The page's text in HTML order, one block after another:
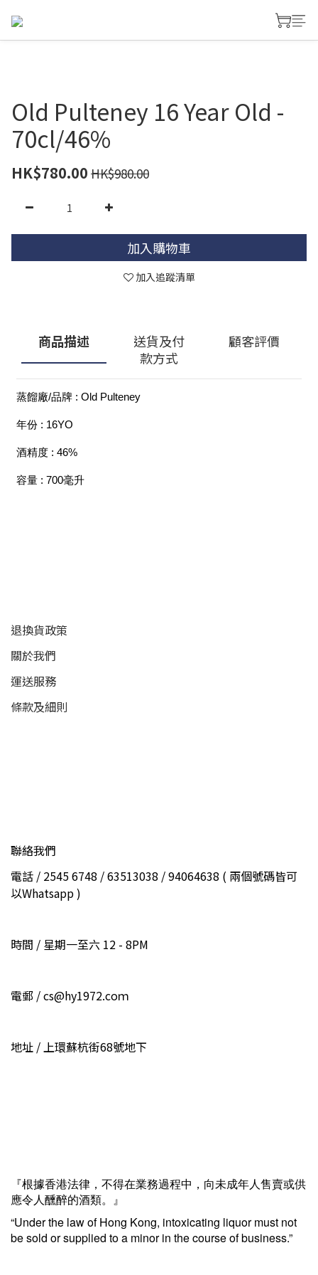
Old Pulteney 16 Year Old -
70cl/46%
HK$780.00 HK$980.00
加入購物車
加入追蹤清單
商品描述
送貨及付
款方式
顧客評價
蒸餾廠/品牌 : Old Pulteney
年份 : 16YO
酒精度 : 46%
容量 : 700毫升
退換貨政策
關於我們
運送服務
條款及細則
聯絡我們
電話 / 2545 6748 / 63513038 / 94064638 ( 兩個號碼皆可
以Whatsapp )
時間 / 星期一至六 12 - 8PM
電郵 / cs@hy1972.coｍ
地址 / 上環蘇杭街68號地下
『根據香港法律，不得在業務過程中，向未成年人售賣或供
應令人醺醉的酒類。』
“Under the law of Hong Kong, intoxicating liquor must not
be sold or supplied to a minor in the course of business.”